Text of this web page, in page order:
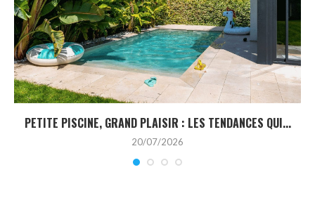
PETITE PISCINE, GRAND PLAISIR : LES TENDANCES QUI...
20/07/2026